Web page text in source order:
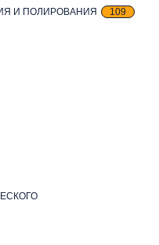
И ПОЛИРОВАНИЯ 109